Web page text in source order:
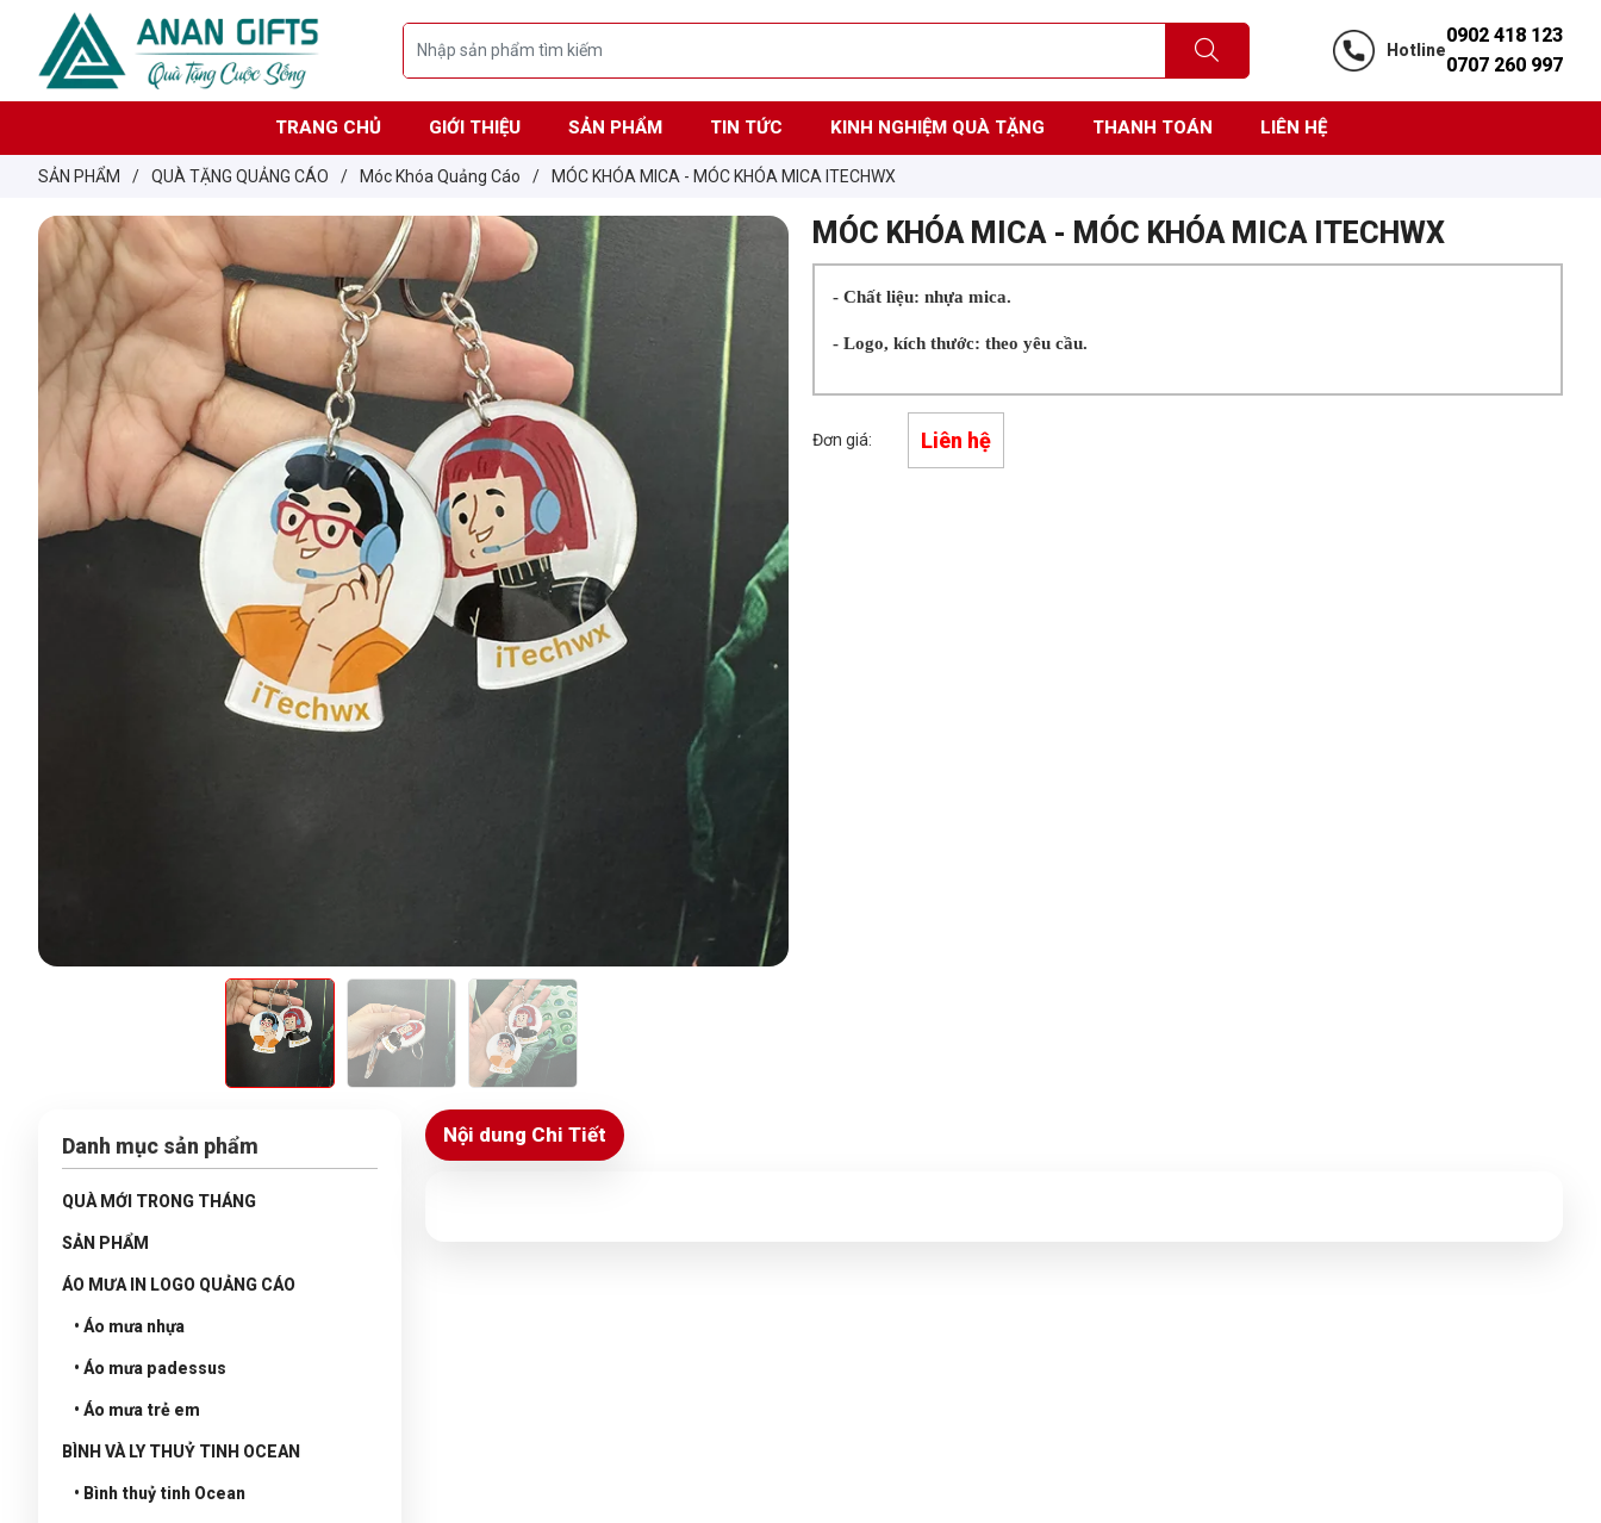
Hotline
0902 418 123
0707 260 997
TRANG CHỦ GIỚI THIỆU SẢN PHẨM TIN TỨC KINH NGHIỆM QUÀ TẶNG THANH TOÁN LIÊN HỆ
SẢN PHẨM / QUÀ TẶNG QUẢNG CÁO / Móc Khóa Quảng Cáo / MÓC KHÓA MICA - MÓC KHÓA MICA ITECHWX
MÓC KHÓA MICA - MÓC KHÓA MICA ITECHWX
- Chất liệu: nhựa mica.
- Logo, kích thước: theo yêu cầu.
Đơn giá: Liên hệ
Danh mục sản phẩm
QUÀ MỚI TRONG THÁNG
SẢN PHẨM
ÁO MƯA IN LOGO QUẢNG CÁO
• Áo mưa nhựa
• Áo mưa padessus
• Áo mưa trẻ em
BÌNH VÀ LY THUỶ TINH OCEAN
• Bình thuỷ tinh Ocean
Nội dung Chi Tiết